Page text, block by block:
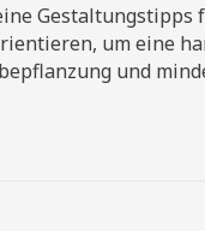
um eine
und